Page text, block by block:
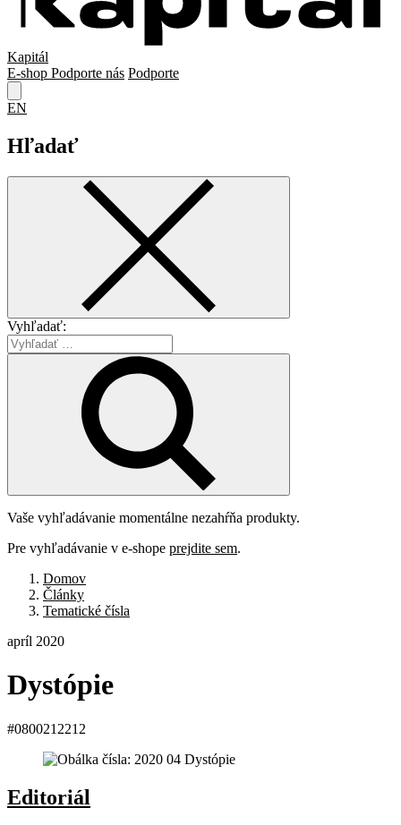
Kapitál
E-shop Podporte nás Podporte
EN
Hľadať
Vyhľadať:
Vaše vyhľadávanie momentálne nezahŕňa produkty.
Pre vyhľadávanie v e-shope prejdite sem.
Domov
Články
Tematické čísla
apríl 2020
Dystópie
#0800212212
Editoriál